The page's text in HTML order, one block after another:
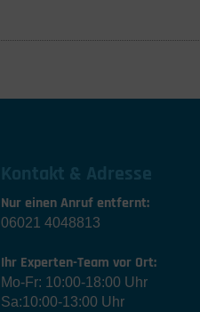
Kontakt & Adresse
Nur einen Anruf entfernt:
06021 4048813
Ihr Experten-Team vor Ort:
Mo-Fr: 10:00-18:00 Uhr
Sa:10:00-13:00 Uhr